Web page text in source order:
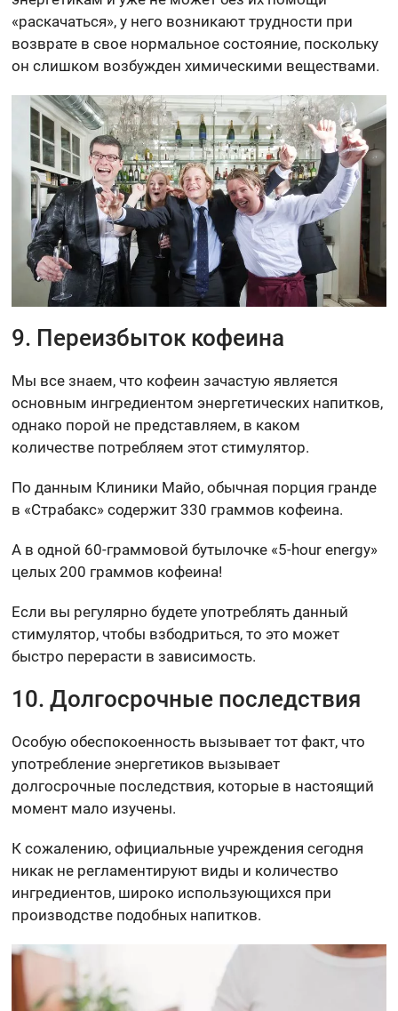
«раскачаться», у него возникают трудности при
возврате в свое нормальное состояние, поскольку
он слишком возбужден химическими веществами.
9. Переизбыток кофеина
Мы все знаем, что кофеин зачастую является
основным ингредиентом энергетических напитков,
однако порой не представляем, в каком
количестве потребляем этот стимулятор.
По данным Клиники Майо, обычная порция гранде
в «Страбакс» содержит 330 граммов кофеина.
А в одной 60-граммовой бутылочке «5-hour energy»
целых 200 граммов кофеина!
Если вы регулярно будете употреблять данный
стимулятор, чтобы взбодриться, то это может
быстро перерасти в зависимость.
10. Долгосрочные последствия
Особую обеспокоенность вызывает тот факт, что
употребление энергетиков вызывает
долгосрочные последствия, которые в настоящий
момент мало изучены.
К сожалению, официальные учреждения сегодня
никак не регламентируют виды и количество
ингредиентов, широко использующихся при
производстве подобных напитков.